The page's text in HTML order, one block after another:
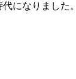
になりまし